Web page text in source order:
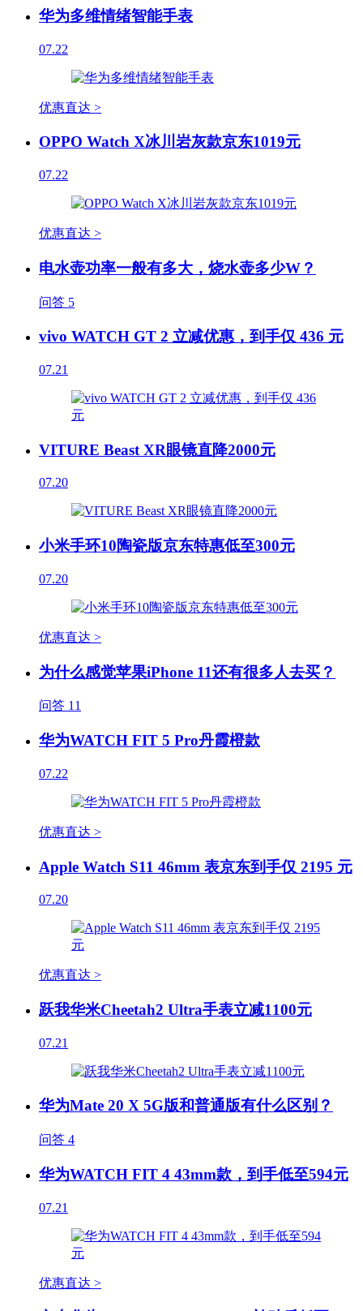
华为多维情绪智能手表
07.22
优惠直达 >
OPPO Watch X冰川岩灰款京东1019元
07.22
优惠直达 >
电水壶功率一般有多大，烧水壶多少W？
问答 5
vivo WATCH GT 2 立减优惠，到手仅 436 元
07.21
VITURE Beast XR眼镜直降2000元
07.20
小米手环10陶瓷版京东特惠低至300元
07.20
优惠直达 >
为什么感觉苹果iPhone 11还有很多人去买？
问答 11
华为WATCH FIT 5 Pro丹霞橙款
07.22
优惠直达 >
Apple Watch S11 46mm 表京东到手仅 2195 元
07.20
优惠直达 >
跃我华米Cheetah2 Ultra手表立减1100元
07.21
华为Mate 20 X 5G版和普通版有什么区别？
问答 4
华为WATCH FIT 4 43mm款，到手低至594元
07.21
优惠直达 >